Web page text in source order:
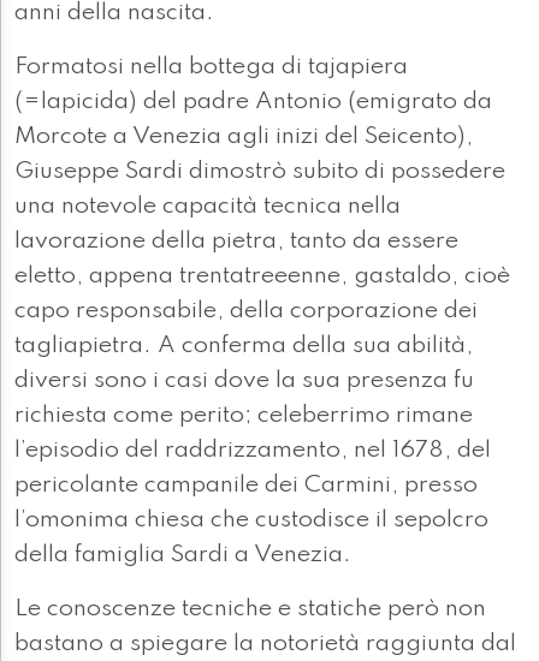
anni della nascita.
Formatosi nella bottega di tajapiera
(=lapicida) del padre Antonio (emigrato da
Morcote a Venezia agli inizi del Seicento),
Giuseppe Sardi dimostrò subito di possedere
una notevole capacità tecnica nella
lavorazione della pietra, tanto da essere
eletto, appena trentatreeenne, gastaldo, cioè
capo responsabile, della corporazione dei
tagliapietra. A conferma della sua abilità,
diversi sono i casi dove la sua presenza fu
richiesta come perito; celeberrimo rimane
l’episodio del raddrizzamento, nel 1678, del
pericolante campanile dei Carmini, presso
l’omonima chiesa che custodisce il sepolcro
della famiglia Sardi a Venezia.
Le conoscenze tecniche e statiche però non
bastano a spiegare la notorietà raggiunta dal